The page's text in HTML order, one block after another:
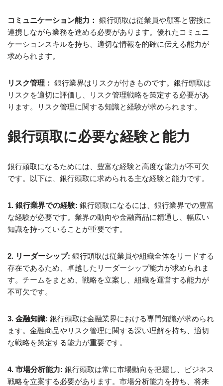
コミュニケーション能力： 銀行頭取は従業員や顧客と密接に
連携しながら業務を進める必要があります。優れたコミュニ
ケーションスキルを持ち、適切な情報を的確に伝える能力が
求められます。
リスク管理： 銀行業界はリスクが付きものです。銀行頭取は
リスクを適切に評価し、リスク管理戦略を策定する必要があ
ります。リスク管理に関する知識と経験が求められます。
銀行頭取に必要な経験と能力
銀行頭取になるためには、豊富な経験と高度な能力が不可欠
です。以下は、銀行頭取に求められる主な経験と能力です。
1. 銀行業界での経験: 銀行頭取になるには、銀行業界での豊富
な経験が必要です。業界の動向や金融商品に精通し、幅広い
知識を持っていることが重要です。
2. リーダーシップ: 銀行頭取は従業員や組織全体をリードする
存在であるため、卓越したリーダーシップ能力が求められま
す。チームをまとめ、戦略を立案し、組織を運営する能力が
不可欠です。
3. 金融知識: 銀行頭取は金融業界における専門知識が求められ
ます。金融商品やリスク管理に関する深い理解を持ち、適切
な戦略を策定する能力が重要です。
4. 市場分析能力: 銀行頭取は常に市場動向を把握し、ビジネス
戦略を立案する必要があります。市場分析能力を持ち、将来